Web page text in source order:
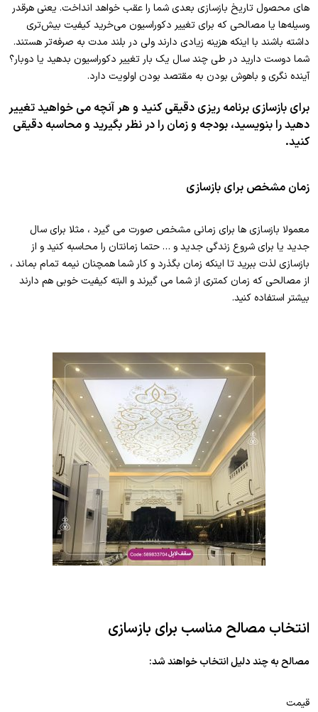
های محصول تاریخ بازسازی بعدی شما را عقب خواهد انداخت. یعنی هرقدر
وسیله‌ها یا مصالحی که برای تغییر دکوراسیون می‌خرید کیفیت بیش‌تری
داشته باشند با اینکه هزینه زیادی دارند ولی در بلند مدت به صرفه‌تر هستند.
شما دوست دارید در طی چند سال یک بار تغییر دکوراسیون بدهید یا دوبار؟
آینده نگری و باهوش بودن به مقتصد بودن اولویت دارد.
برای بازسازی برنامه ریزی دقیقی کنید و هر آنچه می خواهید تغییر
دهید را بنویسید، بودجه و زمان را در نظر بگیرید و محاسبه دقیقی
کنید.
زمان مشخص برای بازسازی
معمولا بازسازی ها برای زمانی مشخص صورت می گیرد ، مثلا برای سال
جدید یا برای شروع زندگی جدید و … حتما زمانتان را محاسبه کنید و از
بازسازی لذت ببرید تا اینکه زمان بگذرد و کار شما همچنان نیمه تمام بماند ،
از مصالحی که زمان کمتری از شما می گیرند و البته کیفیت خوبی هم دارند
بیشتر استفاده کنید.
انتخاب مصالح مناسب برای بازسازی
مصالح به چند دلیل انتخاب خواهند شد:
قیمت